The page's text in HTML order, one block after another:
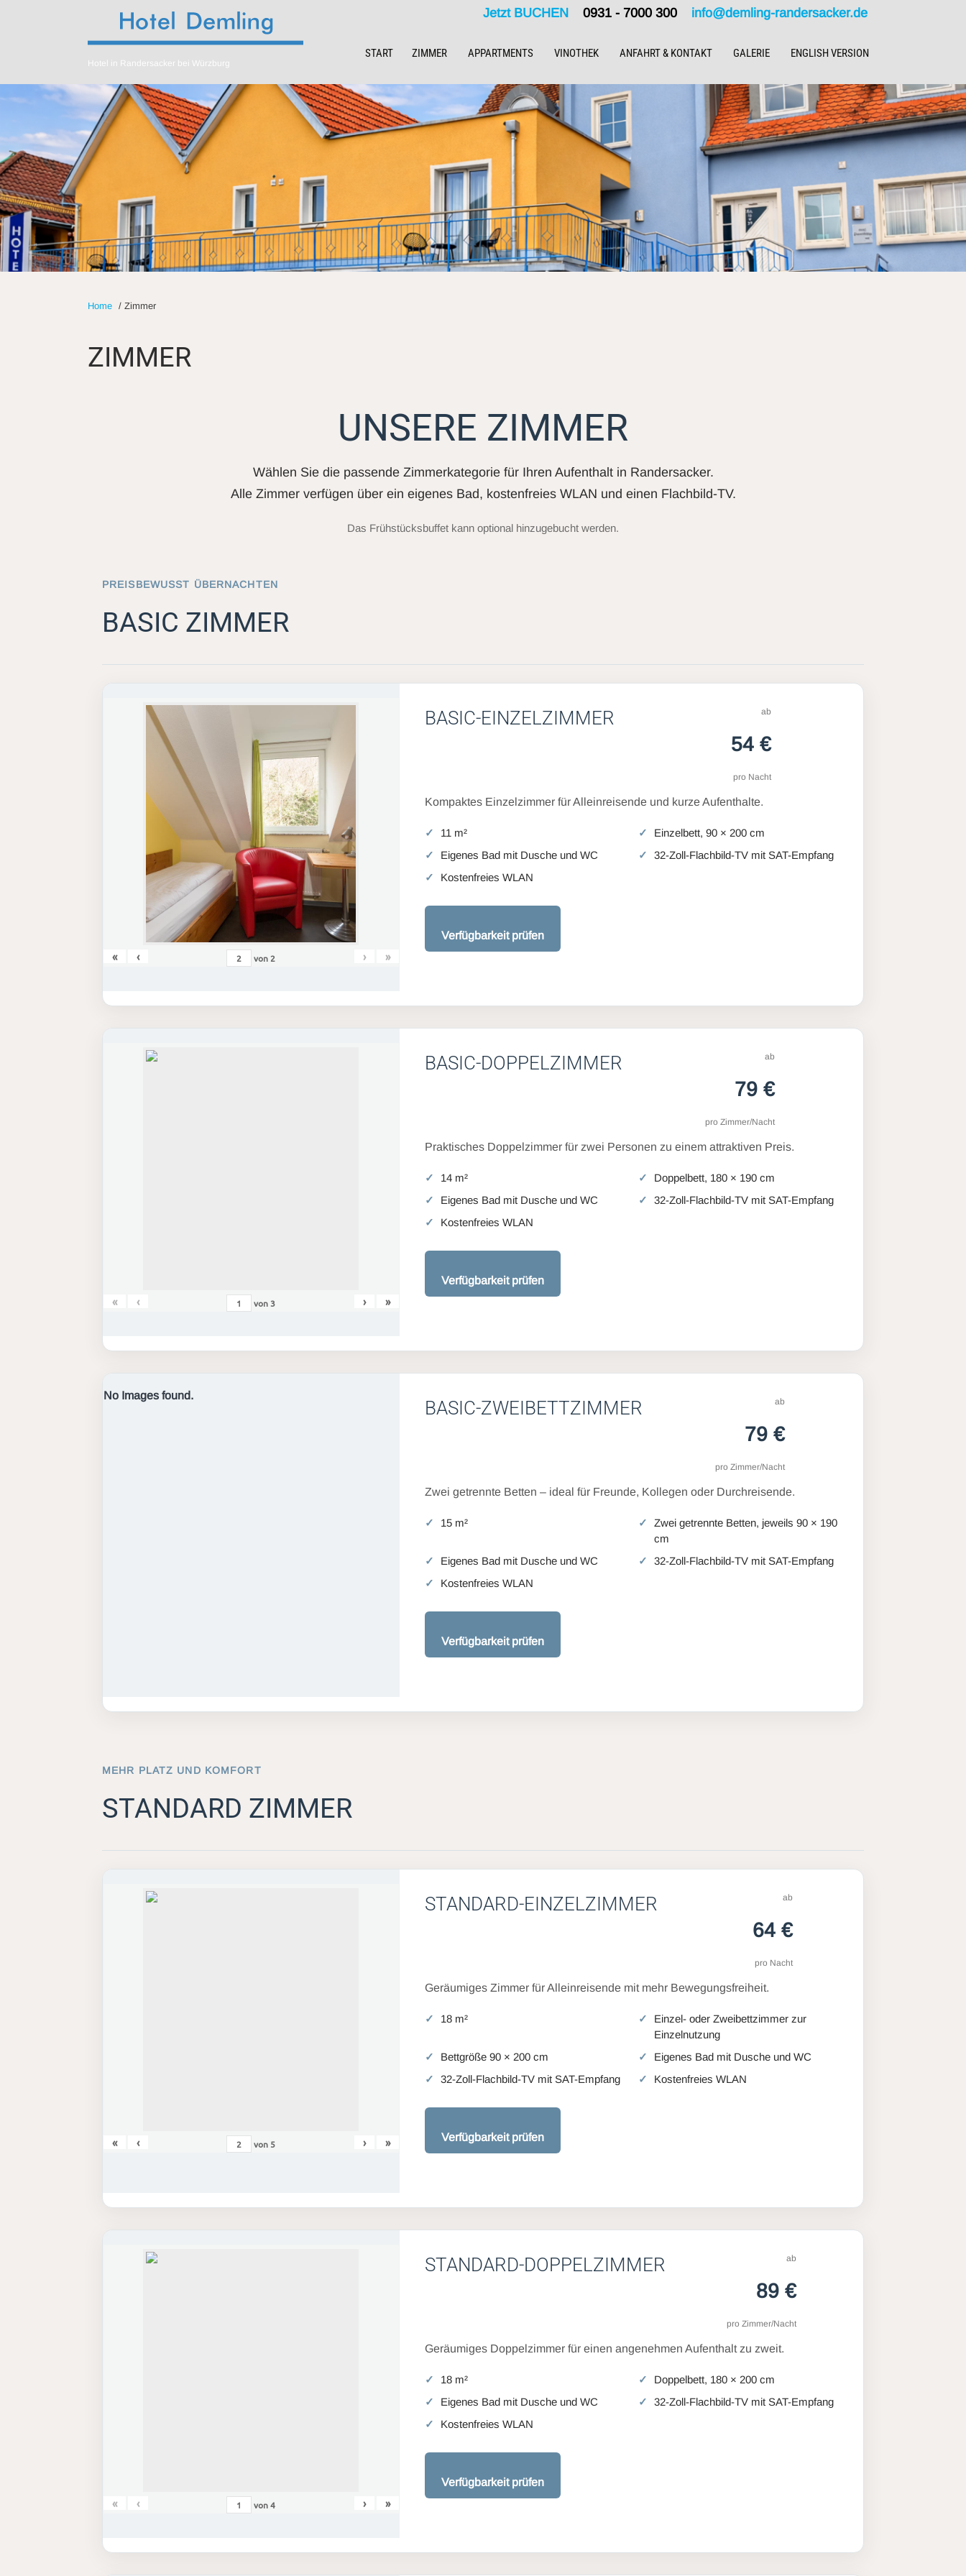
Hotel in Randersacker bei Würzburg
Jetzt BUCHEN0931 - 7000 300 info@demling-randersacker.de
START ZIMMER APPARTMENTS VINOTHEK ANFAHRT & KONTAKT GALERIE ENGLISH VERSION
Home / Zimmer
ZIMMER
UNSERE ZIMMER
Wählen Sie die passende Zimmerkategorie für Ihren Aufenthalt in Randersacker.
Alle Zimmer verfügen über ein eigenes Bad, kostenfreies WLAN und einen Flachbild-TV.
Das Frühstücksbuffet kann optional hinzugebucht werden.
PREISBEWUSST ÜBERNACHTEN
BASIC ZIMMER
« ‹ von 2 › »
BASIC-EINZELZIMMER ab
54 €
pro Nacht
Kompaktes Einzelzimmer für Alleinreisende und kurze Aufenthalte.
11 m²
Einzelbett, 90 × 200 cm
Eigenes Bad mit Dusche und WC
32-Zoll-Flachbild-TV mit SAT-Empfang
Kostenfreies WLAN
Verfügbarkeit prüfen
« ‹ von3 › »
BASIC-DOPPELZIMMER ab
79 €
pro Zimmer/Nacht
Praktisches Doppelzimmer für zwei Personen zu einem attraktiven Preis.
14 m²
Doppelbett, 180 × 190 cm
Eigenes Bad mit Dusche und WC
32-Zoll-Flachbild-TV mit SAT-Empfang
Kostenfreies WLAN
Verfügbarkeit prüfen
No Images found.
BASIC-ZWEIBETTZIMMER ab
79 €
pro Zimmer/Nacht
Zwei getrennte Betten – ideal für Freunde, Kollegen oder Durchreisende.
15 m²
Zwei getrennte Betten, jeweils 90 × 190
cm
Eigenes Bad mit Dusche und WC
32-Zoll-Flachbild-TV mit SAT-Empfang
Kostenfreies WLAN
Verfügbarkeit prüfen
MEHR PLATZ UND KOMFORT
STANDARD ZIMMER
« ‹ von 5 › »
STANDARD-EINZELZIMMER ab
64 €
pro Nacht
Geräumiges Zimmer für Alleinreisende mit mehr Bewegungsfreiheit.
18 m²
Einzel- oder Zweibettzimmer zur
Einzelnutzung
Bettgröße 90 × 200 cm
Eigenes Bad mit Dusche und WC
32-Zoll-Flachbild-TV mit SAT-Empfang
Kostenfreies WLAN
Verfügbarkeit prüfen
« ‹ von4 › »
STANDARD-DOPPELZIMMER ab
89 €
pro Zimmer/Nacht
Geräumiges Doppelzimmer für einen angenehmen Aufenthalt zu zweit.
18 m²
Doppelbett, 180 × 200 cm
Eigenes Bad mit Dusche und WC
32-Zoll-Flachbild-TV mit SAT-Empfang
Kostenfreies WLAN
Verfügbarkeit prüfen